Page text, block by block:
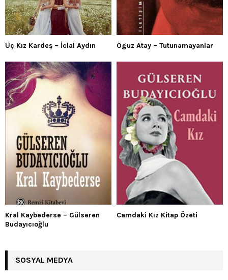
Üç Kız Kardeş – İclal Aydın Oguz Atay – Tutunamayanlar
Kral Kaybederse – Gülseren
Budayıcıoğlu
Camdaki Kız Kitap Özeti
SOSYAL MEDYA